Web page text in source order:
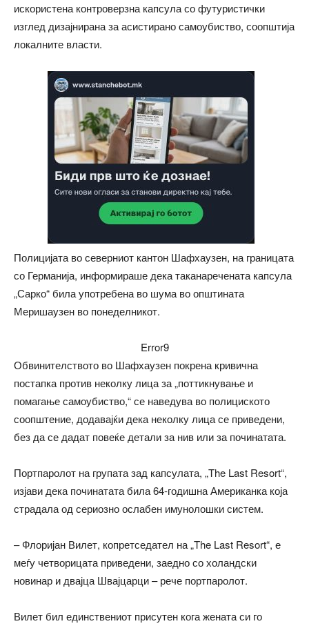
искористена контроверзна капсула со футуристички
изглед дизајнирана за асистирано самоубиство, соопштија
локалните власти.
Полицијата во северниот кантон Шафхаузен, на границата
со Германија, информираше дека таканаречената капсула
„Сарко“ била употребена во шума во општината
Меришаузен во понеделникот.
Error9
Обвинителството во Шафхаузен покрена кривична
постапка против неколку лица за „поттикнување и
помагање самоубиство,“ се наведува во полициското
соопштение, додавајќи дека неколку лица се приведени,
без да се дадат повеќе детали за нив или за починатата.
Портпаролот на групата зад капсулата, „The Last Resort“,
изјави дека починатата била 64-годишна Американка која
страдала од сериозно ослабен имунолошки систем.
– Флоријан Вилет, копретседател на „The Last Resort“, е
меѓу четворицата приведени, заедно со холандски
новинар и двајца Швајцарци – рече портпаролот.
Вилет бил единствениот присутен кога жената си го